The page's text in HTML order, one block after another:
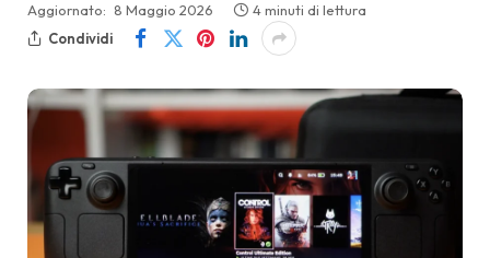
Aggiornato: 8 Maggio 2026
4 minuti di lettura
Condividi